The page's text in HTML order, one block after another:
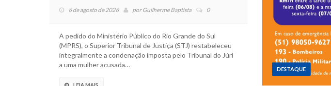
6 de agosto de 2026 porGuilherme Baptista 0
A pedido do Ministério Público do Rio Grande do Sul
(MPRS), o Superior Tribunal de Justiça (STJ) restabeleceu
integralmente a condenação imposta pelo Tribunal do Júri
a uma mulher acusada…
DESTAQUE